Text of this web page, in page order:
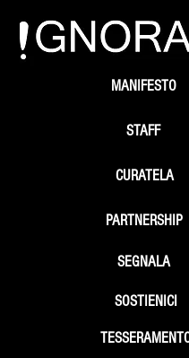
STAFF
SEGNALA
SOSTIENICI
MANIFESTO
PARTNERSHIP
CURATELA